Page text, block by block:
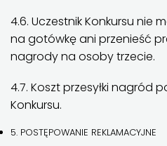
4.6. Uczestnik Konkursu nie
na gotówkę ani przenieść
nagrody na osoby trzecie.
4.7. Koszt przesyłki nagród
Konkursu.
5. POSTĘPOWANIE REKLAMACYJNE